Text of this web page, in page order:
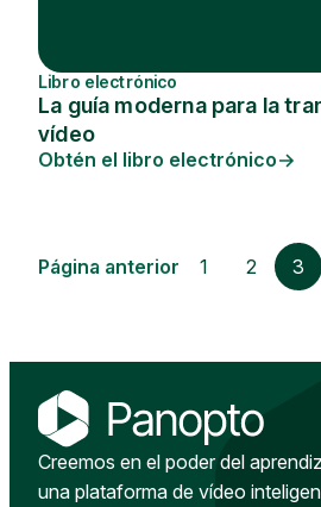
Libro electrónico
La guía moderna para la
vídeo
Obtén el libro electrónico
Página anterior 1 2 3
Creemos en el poder del
una plataforma de vídeo